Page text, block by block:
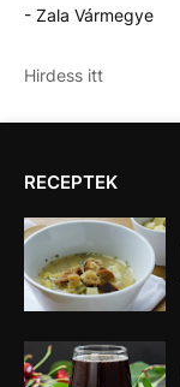
- Zala Vármegye
Hirdess itt
RECEPTEK